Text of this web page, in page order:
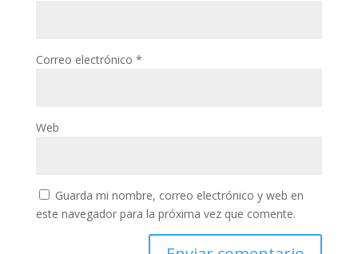
Correo electrónico *
Web
Guarda mi nombre, correo electrónico y web en
este navegador para la próxima vez que comente.